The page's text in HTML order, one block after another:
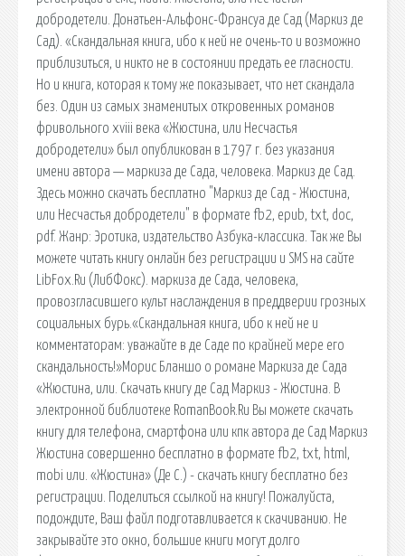
добродетели. Донатьен-Альфонс-Франсуа де Сад (Маркиз де
Сад). «Скандальная книга, ибо к ней не очень-то и возможно
приблизиться, и никто не в состоянии предать ее гласности.
Но и книга, которая к тому же показывает, что нет скандала
без. Один из самых знаменитых откровенных романов
фривольного xviii века «Жюстина, или Несчастья
добродетели» был опубликован в 1797 г. без указания
имени автора — маркиза де Сада, человека. Маркиз де Сад.
Здесь можно скачать бесплатно "Маркиз де Сад - Жюстина,
или Несчастья добродетели" в формате fb2, epub, txt, doc,
pdf. Жанр: Эротика, издательство Азбука-классика. Так же Вы
можете читать книгу онлайн без регистрации и SMS на сайте
LibFox.Ru (ЛибФокс). маркиза де Сада, человека,
провозгласившего культ наслаждения в преддверии грозных
социальных бурь.«Скандальная книга, ибо к ней не и
комментаторам: уважайте в де Саде по крайней мере его
скандальность!»Морис Бланшо о романе Маркиза де Сада
«Жюстина, или. Скачать книгу де Сад Маркиз - Жюстина. В
электронной библиотеке RomanBook.Ru Вы можете скачать
книгу для телефона, смартфона или кпк автора де Сад Маркиз
Жюстина совершенно бесплатно в формате fb2, txt, html,
mobi или. «Жюстина» (Де С.) - скачать книгу бесплатно без
регистрации. Поделиться ссылкой на книгу! Пожалуйста,
подождите, Ваш файл подготавливается к скачиванию. Не
закрывайте это окно, большие книги могут долго